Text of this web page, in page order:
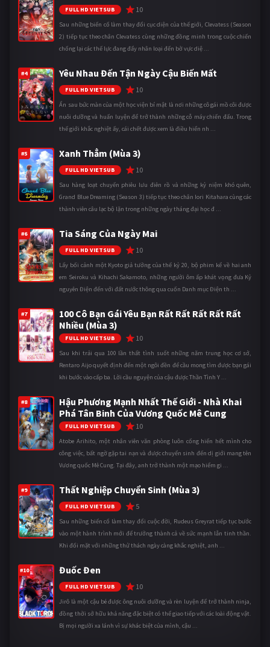
FULL HD VIETSUB 10
Sau những biến cố làm thay đổi cục diện của thế giới, Clevatess (Season
2) tiếp tục theo chân Clevatess cùng những đồng minh trong cuộc chiến
chống lại các thế lực đang đẩy nhân loại đến bờ vực diệ ...
#4 Yêu Nhau Đến Tận Ngày Cậu Biến Mất
FULL HD VIETSUB 10
Ẩn sau bức màn của một học viện bí mật là nơi những cô gái mồ côi được
nuôi dưỡng và huấn luyện để trở thành những cỗ máy chiến đấu. Trong
thế giới khắc nghiệt ấy, cái chết được xem là điều hiển nh ...
#5 Xanh Thẳm (Mùa 3)
FULL HD VIETSUB 10
Sau hàng loạt chuyến phiêu lưu điên rồ và những kỷ niệm khó quên,
Grand Blue Dreaming (Season 3) tiếp tục theo chân Iori Kitahara cùng các
thành viên câu lạc bộ lặn trong những ngày tháng đại học đ ...
#6 Tia Sáng Của Ngày Mai
FULL HD VIETSUB 10
Lấy bối cảnh một Kyoto giả tưởng của thế kỷ 20, bộ phim kể về hai anh
em Seiroku và Kihachi Sakamoto, những người ôm ấp khát vọng đưa Kỷ
nguyên Điện đến với đất nước thông qua cuốn Danh mục Điện th ...
#7
100 Cô Bạn Gái Yêu Bạn Rất Rất Rất Rất Rất
Nhiều (Mùa 3)
FULL HD VIETSUB 10
Sau khi trải qua 100 lần thất tình suốt những năm trung học cơ sở,
Rentaro Aijo quyết định đến một ngôi đền để cầu mong tìm được bạn gái
khi bước vào cấp ba. Lời cầu nguyện của cậu được Thần Tình Y ...
#8
Hậu Phương Mạnh Nhất Thế Giới - Nhà Khai
Phá Tân Binh Của Vương Quốc Mê Cung
FULL HD VIETSUB 10
Atobe Arihito, một nhân viên văn phòng luôn cống hiến hết mình cho
công việc, bất ngờ gặp tai nạn và được chuyển sinh đến dị giới mang tên
Vương quốc Mê Cung. Tại đây, anh trở thành một mạo hiểm gi ...
#9 Thất Nghiệp Chuyển Sinh (Mùa 3)
FULL HD VIETSUB 5
Sau những biến cố làm thay đổi cuộc đời, Rudeus Greyrat tiếp tục bước
vào một hành trình mới để trưởng thành cả về sức mạnh lẫn tinh thần.
Khi đối mặt với những thử thách ngày càng khắc nghiệt, anh ...
#10 Đuốc Đen
FULL HD VIETSUB 10
Jirô là một cậu bé được ông nuôi dưỡng và rèn luyện để trở thành ninja,
đồng thời sở hữu khả năng đặc biệt có thể giao tiếp với các loài động vật.
Bị mọi người xa lánh vì sự khác biệt của mình, cậu ...